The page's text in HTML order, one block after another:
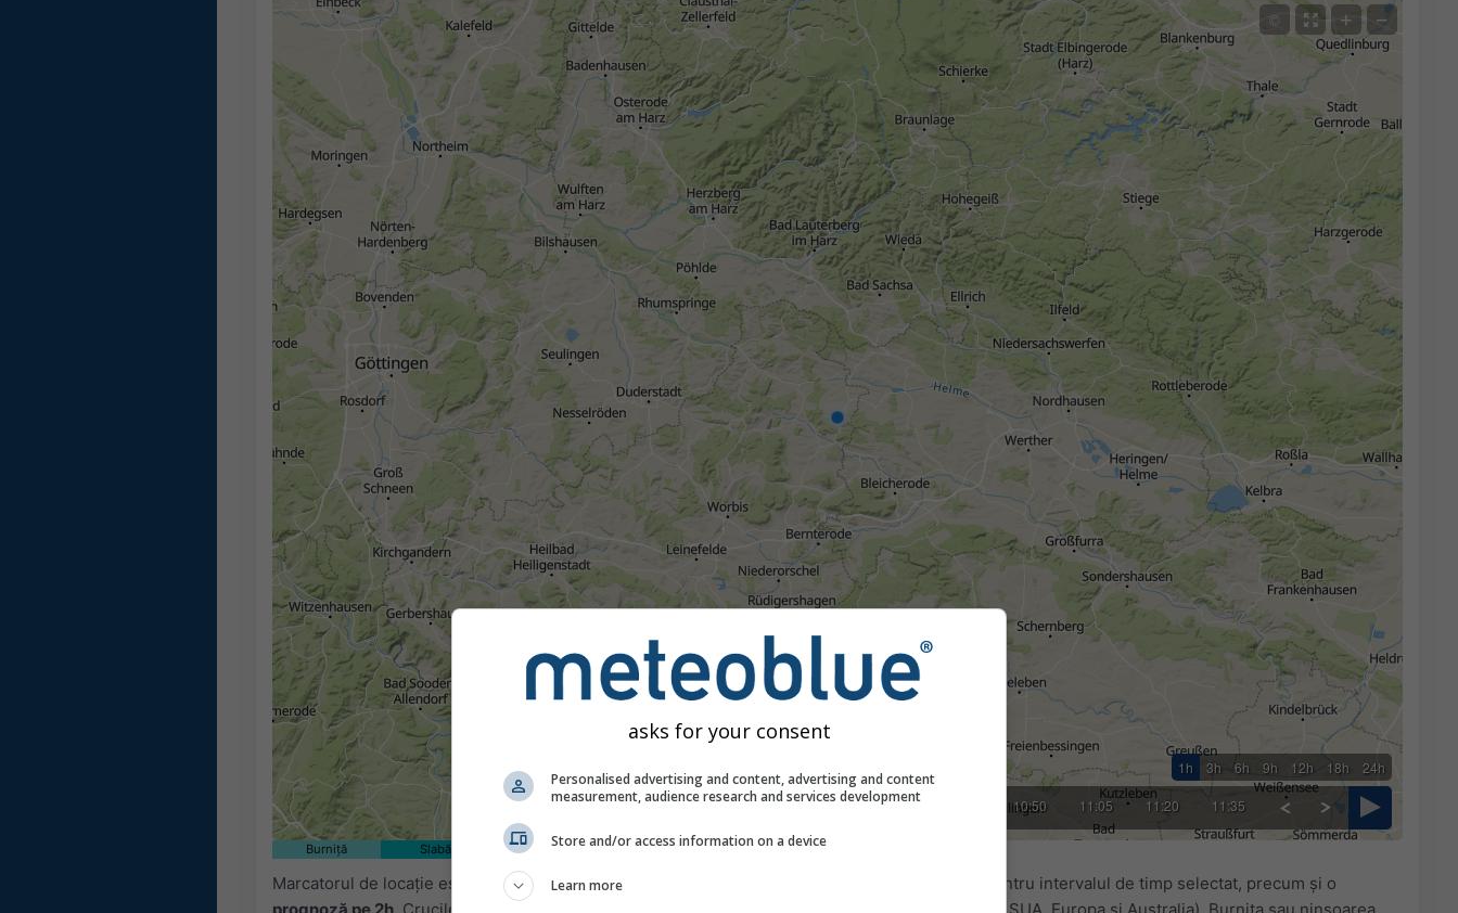
1h 3h 6h 9h 12h 18h 24h
08:50 09:05 09:20 09:35 09:50 10:05 10:20 10:50 11:05 11:20 11:35
© + −
Burniță Slabă Moderat Puternică Foarte puternică
Marcatorul de locație este plasat pe Germania. Această animație arată
pentru intervalul de timp selectat, precum și o
prognoză pe 2h. Crucile portocalii indică fulgerele. Date furnizate de
(disponibile în SUA, Europa și Australia). Burnița sau ninsoarea
asks for your consent
Personalised advertising and content, advertising and content
measurement, audience research and services development
Store and/or access information on a device
Learn more